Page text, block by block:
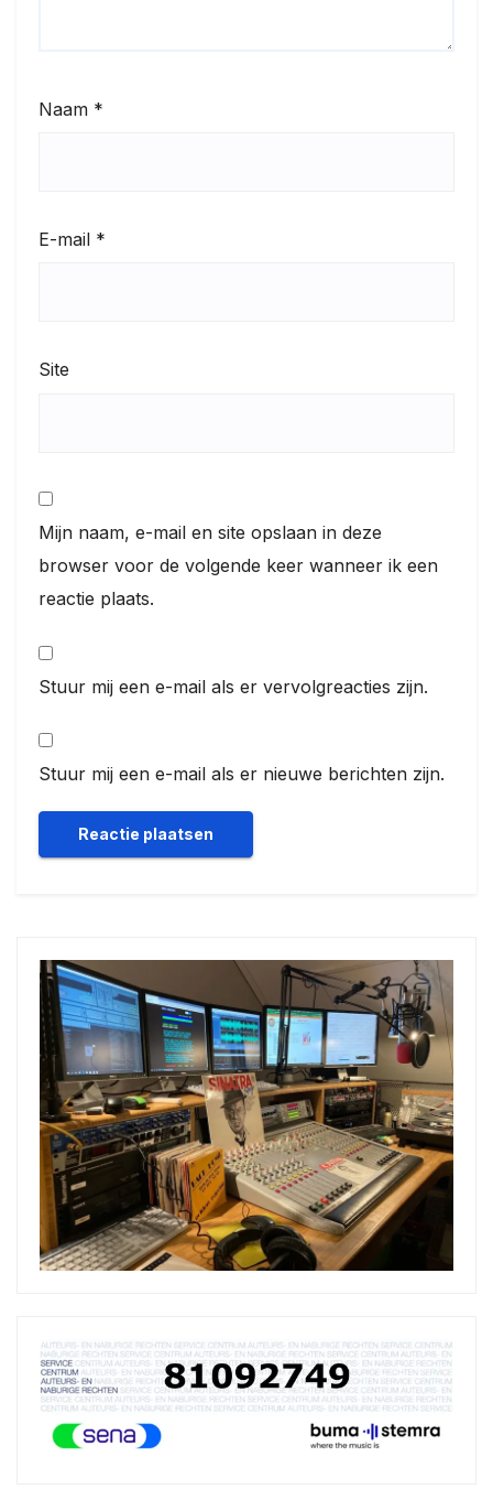
Naam *
E-mail *
Site
Mijn naam, e-mail en site opslaan in deze
browser voor de volgende keer wanneer ik een
reactie plaats.
Stuur mij een e-mail als er vervolgreacties zijn.
Stuur mij een e-mail als er nieuwe berichten zijn.